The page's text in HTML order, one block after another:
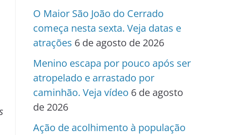
O Maior São João do Cerrado
começa nesta sexta. Veja datas e
atrações 6 de agosto de 2026
Menino escapa por pouco após ser
atropelado e arrastado por
caminhão. Veja vídeo 6 de agosto
de 2026
Ação de acolhimento à população